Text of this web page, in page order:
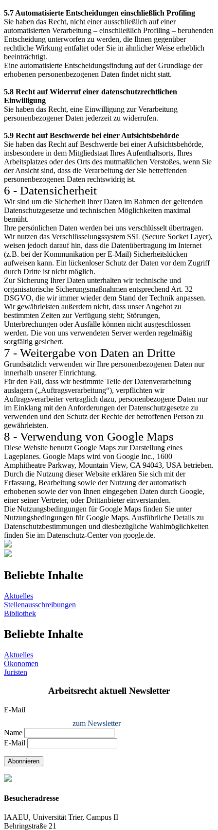
5.7 Automatisierte Entscheidungen einschließlich Profiling
Sie haben das Recht, nicht einer ausschließlich auf einer
automatisierten Verarbeitung – einschließlich Profiling – beruhenden
Entscheidung unterworfen zu werden, die Ihnen gegenüber
rechtliche Wirkung entfaltet oder Sie in ähnlicher Weise erheblich
beeinträchtigt.
Eine automatisierte Entscheidungsfindung auf der Grundlage der
erhobenen personenbezogenen Daten findet nicht statt.
5.8 Recht auf Widerruf einer datenschutzrechtlichen
Einwilligung
Sie haben das Recht, eine Einwilligung zur Verarbeitung
personenbezogener Daten jederzeit zu widerrufen.
5.9 Recht auf Beschwerde bei einer Aufsichtsbehörde
Sie haben das Recht auf Beschwerde bei einer Aufsichtsbehörde,
insbesondere in dem Mitgliedstaat Ihres Aufenthaltsorts, Ihres
Arbeitsplatzes oder des Orts des mutmaßlichen Verstoßes, wenn Sie
der Ansicht sind, dass die Verarbeitung der Sie betreffenden
personenbezogenen Daten rechtswidrig ist.
6 - Datensicherheit
Wir sind um die Sicherheit Ihrer Daten im Rahmen der geltenden
Datenschutzgesetze und technischen Möglichkeiten maximal
bemüht.
Ihre persönlichen Daten werden bei uns verschlüsselt übertragen.
Wir nutzen das Verschlüsselungssystem SSL (Secure Socket Layer),
weisen jedoch darauf hin, dass die Datenübertragung im Internet
(z.B. bei der Kommunikation per E-Mail) Sicherheitslücken
aufweisen kann. Ein lückenloser Schutz der Daten vor dem Zugriff
durch Dritte ist nicht möglich.
Zur Sicherung Ihrer Daten unterhalten wir technische und
organisatorische Sicherungsmaßnahmen entsprechend Art. 32
DSGVO, die wir immer wieder dem Stand der Technik anpassen.
Wir gewährleisten außerdem nicht, dass unser Angebot zu
bestimmten Zeiten zur Verfügung steht; Störungen,
Unterbrechungen oder Ausfälle können nicht ausgeschlossen
werden. Die von uns verwendeten Server werden regelmäßig
sorgfältig gesichert.
7 - Weitergabe von Daten an Dritte
Grundsätzlich verwenden wir Ihre personenbezogenen Daten nur
innerhalb unserer Einrichtung.
Für den Fall, dass wir bestimmte Teile der Datenverarbeitung
auslagern („Auftragsverarbeitung“), verpflichten wir
Auftragsverarbeiter vertraglich dazu, personenbezogene Daten nur
im Einklang mit den Anforderungen der Datenschutzgesetze zu
verwenden und den Schutz der Rechte der betroffenen Person zu
gewährleisten.
8 - Verwendung von Google Maps
Diese Website benutzt Google Maps zur Darstellung eines
Lageplanes. Google Maps wird von Google Inc., 1600
Amphitheatre Parkway, Mountain View, CA 94043, USA betrieben.
Durch die Nutzung dieser Website erklären Sie sich mit der
Erfassung, Bearbeitung sowie der Nutzung der automatisch
erhobenen sowie der von Ihnen eingegeben Daten durch Google,
einer seiner Vertreter, oder Drittanbieter einverstanden.
Die Nutzungsbedingungen für Google Maps finden Sie unter
Nutzungsbedingungen für Google Maps. Ausführliche Details zu
Datenschutzbestimmungen und diesbezügliche Wahlmöglichkeiten
finden Sie im Datenschutz-Center von google.de.
Beliebte Inhalte
Aktuelles
Stellenausschreibungen
Bibliothek
Beliebte Inhalte
Aktuelles
Ökonomen
Juristen
Arbeitsrecht aktuell Newsletter
E-Mail
zum Newsletter
Name
E-Mail
Abonnieren
Besucheradresse
IAAEU, Universität Trier, Campus II
Behringstraße 21